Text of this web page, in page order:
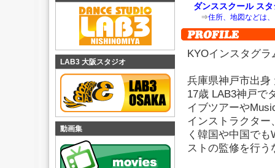
LAB3 大阪スタジオ
動画集
ダンススクール ス
⇒住所、地図などは
KYOインスタグ
兵庫県神戸市出身
17歳 LAB3神戸で
イブツアーや
インストラクタ
く韓国や中国で
ストの監修を行う